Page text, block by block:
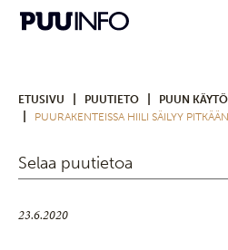
ETUSIVU PUUTIETO PUUN
PUURAKENTEISSA HIILI SÄILYY PITKÄÄN
Selaa puutietoa
23.6.2020